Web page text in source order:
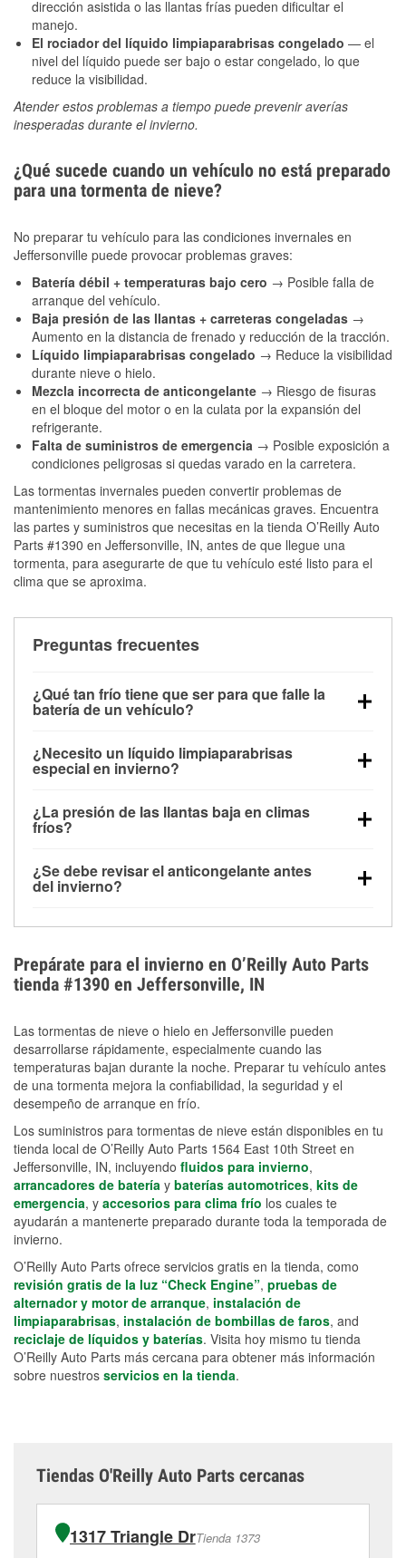
dirección asistida o las llantas frías pueden dificultar el
manejo.
El rociador del líquido limpiaparabrisas congelado — el
nivel del líquido puede ser bajo o estar congelado, lo que
reduce la visibilidad.
Atender estos problemas a tiempo puede prevenir averías
inesperadas durante el invierno.
¿Qué sucede cuando un vehículo no está preparado
para una tormenta de nieve?
No preparar tu vehículo para las condiciones invernales en
Jeffersonville puede provocar problemas graves:
Batería débil + temperaturas bajo cero → Posible falla de
arranque del vehículo.
Baja presión de las llantas + carreteras congeladas →
Aumento en la distancia de frenado y reducción de la tracción.
Líquido limpiaparabrisas congelado → Reduce la visibilidad
durante nieve o hielo.
Mezcla incorrecta de anticongelante → Riesgo de fisuras
en el bloque del motor o en la culata por la expansión del
refrigerante.
Falta de suministros de emergencia → Posible exposición a
condiciones peligrosas si quedas varado en la carretera.
Las tormentas invernales pueden convertir problemas de
mantenimiento menores en fallas mecánicas graves. Encuentra
las partes y suministros que necesitas en la tienda O’Reilly Auto
Parts #1390 en Jeffersonville, IN, antes de que llegue una
tormenta, para asegurarte de que tu vehículo esté listo para el
clima que se aproxima.
Preguntas frecuentes
¿Qué tan frío tiene que ser para que falle la
batería de un vehículo?
debajo de los 32 °F y puede perder hasta la mitad de
su potencia de arranque cerca de los 0 °F, lo que
arranque.
¿Necesito un líquido limpiaparabrisas
especial en invierno?
la congelación y ayuda a disolver la sal y la nieve
derretida en la carretera para mejorar la visibilidad.
¿La presión de las llantas baja en climas
fríos?
alrededor de 1 PSI por cada 10 °F que baja la
temperatura. Puedes obtener más información sobre
¿Se debe revisar el anticongelante antes
del invierno?
el sobrecalentamiento en condiciones de frío
extremo. Aprende cómo comprobar la protección
anticongelante en nuestra sección How-To.
Prepárate para el invierno en O’Reilly Auto Parts
tienda #1390 en Jeffersonville, IN
Las tormentas de nieve o hielo en Jeffersonville pueden
desarrollarse rápidamente, especialmente cuando las
temperaturas bajan durante la noche. Preparar tu vehículo antes
de una tormenta mejora la confiabilidad, la seguridad y el
desempeño de arranque en frío.
Los suministros para tormentas de nieve están disponibles en tu
tienda local de O’Reilly Auto Parts 1564 East 10th Street en
Jeffersonville, IN, incluyendo fluidos para invierno,
arrancadores de batería y baterías automotrices, kits de
emergencia, y accesorios para clima frío los cuales te
ayudarán a mantenerte preparado durante toda la temporada de
invierno.
O’Reilly Auto Parts ofrece servicios gratis en la tienda, como
revisión gratis de la luz “Check Engine”, pruebas de
alternador y motor de arranque, instalación de
limpiaparabrisas, instalación de bombillas de faros, and
reciclaje de líquidos y baterías. Visita hoy mismo tu tienda
O’Reilly Auto Parts más cercana para obtener más información
sobre nuestros servicios en la tienda.
Tiendas O'Reilly Auto Parts cercanas
1317 Triangle DrTienda 1373